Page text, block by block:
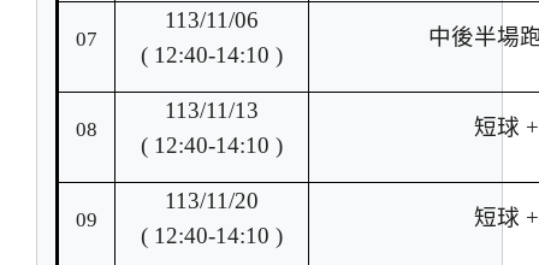
07
113/11/06
( 12:40-14:10 )
中後半場
08
113/11/13
( 12:40-14:10 )
短球
09
113/11/20
( 12:40-14:10 )
短球